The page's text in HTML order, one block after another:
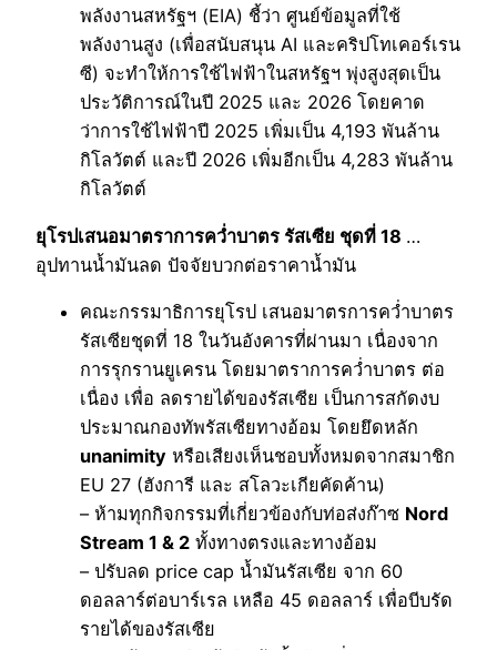
พลังงานสหรัฐฯ (EIA) ชี้ว่า ศูนย์ข้อมูลที่ใช้
พลังงานสูง (เพื่อสนับสนุน AI และคริปโทเคอร์เรน
ซี) จะทำให้การใช้ไฟฟ้าในสหรัฐฯ พุ่งสูงสุดเป็น
ประวัติการณ์ในปี 2025 และ 2026 โดยคาด
ว่าการใช้ไฟฟ้าปี 2025 เพิ่มเป็น 4,193 พันล้าน
กิโลวัตต์ และปี 2026 เพิ่มอีกเป็น 4,283 พันล้าน
กิโลวัตต์
ยุโรปเสนอมาตราการคว่ำบาตร รัสเซีย ชุดที่ 18 …
อุปทานน้ำมันลด ปัจจัยบวกต่อราคาน้ำมัน
คณะกรรมาธิการยุโรป เสนอมาตรการคว่ำบาตร
รัสเซียชุดที่ 18 ในวันอังคารที่ผ่านมา เนื่องจาก
การรุกรานยูเครน โดยมาตราการคว่ำบาตร ต่อ
เนื่อง เพื่อ ลดรายได้ของรัสเซีย เป็นการสกัดงบ
ประมาณกองทัพรัสเซียทางอ้อม โดยยึดหลัก
unanimity หรือเสียงเห็นชอบทั้งหมดจากสมาชิก
EU 27 (ฮังการี และ สโลวะเกียคัดค้าน)
– ห้ามทุกกิจกรรมที่เกี่ยวข้องกับท่อส่งก๊าซ Nord
Stream 1 & 2 ทั้งทางตรงและทางอ้อม
– ปรับลด price cap น้ำมันรัสเซีย จาก 60
ดอลลาร์ต่อบาร์เรล เหลือ 45 ดอลลาร์ เพื่อบีบรัด
รายได้ของรัสเซีย